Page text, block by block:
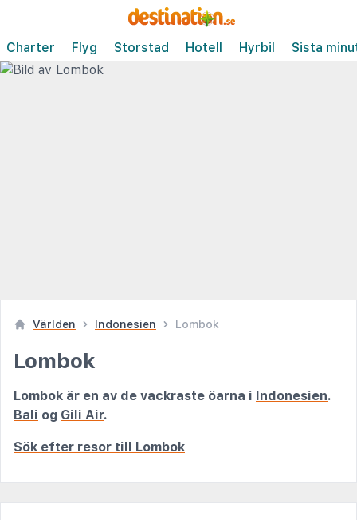
Charter Flyg Storstad Hotell Hyrbil Sista
Världen Indonesien Lombok
Lombok
Lombok är en av de vackraste öarna i Indonesien.
Bali og Gili Air.
Sök efter resor till Lombok